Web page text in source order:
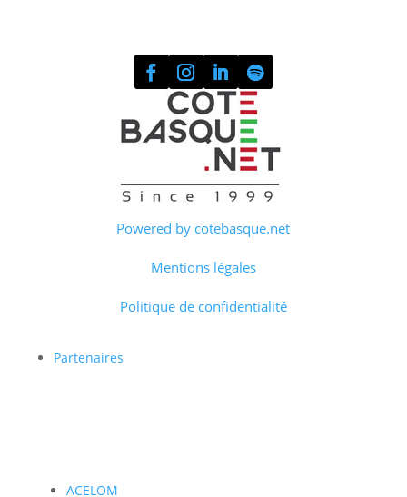
Powered by cotebasque.net
Mentions légales
Politique de confidentialité
Partenaires
ACELOM